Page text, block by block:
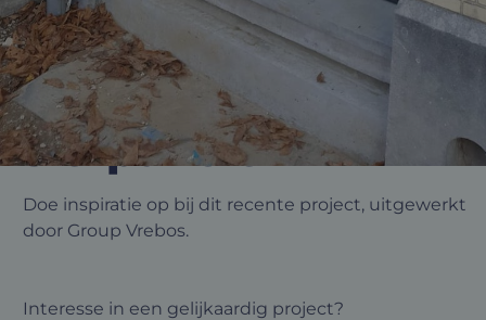
Dubbelopengaande
voordeur met
sierpanelen
Doe inspiratie op bij dit recente project, uitgewerkt
door Group Vrebos.
Interesse in een gelijkaardig project?